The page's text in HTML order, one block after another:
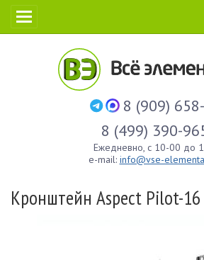
8 (909)
8 (499) 390-
Ежедневно, с 10-00 до
e-mail: info@vse-
Кронштейн Aspect Pilot-16